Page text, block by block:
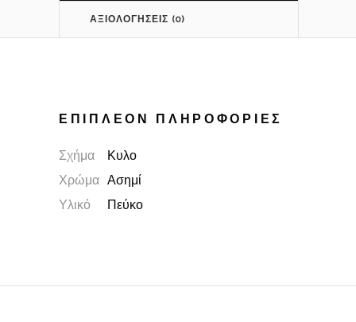
ΑΞΙΟΛΟΓΉΣΕΙΣ (0)
ΕΠΙΠΛΈΟΝ ΠΛΗΡΟΦΟΡΊΕΣ
Σχήμα
Κυλο
Χρώμα Ασημί
Υλικό
Πεύκο